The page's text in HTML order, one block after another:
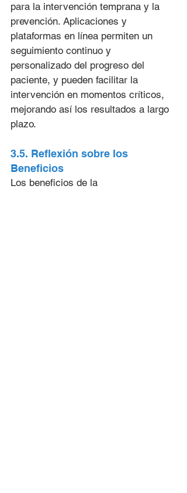
para la intervención temprana y la
prevención. Aplicaciones y
plataformas en línea permiten un
seguimiento continuo y
personalizado del progreso del
paciente, y pueden facilitar la
intervención en momentos críticos,
mejorando así los resultados a largo
plazo.
3.5. Reflexión sobre los
Beneficios
Los beneficios de la